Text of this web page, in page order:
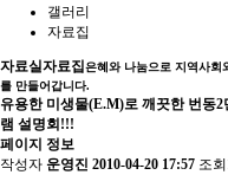
갤러리
자료집
자료실자료집은혜와 나눔으로 지역사회
를 만들어갑니다.
유용한 미생물(E.M)로 깨끗한 번동
램 설명회!!!
페이지 정보
작성자 운영진 2010-04-20 17:57 조회